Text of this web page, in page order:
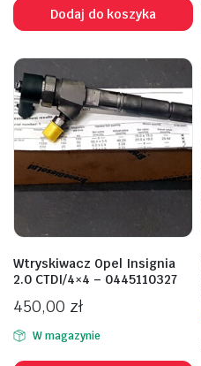
Dodaj do koszyka
Wtryskiwacz Opel Insignia
2.0 CTDI/4×4 – 0445110327
450,00 zł
W magazynie